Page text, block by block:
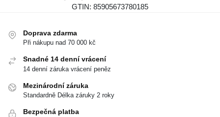
GTIN: 85905673780185
Doprava zdarma
Při nákupu nad 70 000 kč
Snadné 14 denní vrácení
14 denní záruka vrácení peněz
Mezinárodní záruka
Standardně Délka záruky 2 roky
Bezpečná platba